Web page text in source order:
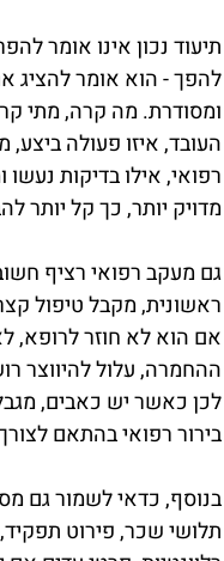
תיעוד נכון אינו אומר
להפך - הוא אומר להציג
ומסודרת. מה קרה, מתי
העובד, איזו פעולה
רפואי, אילו בדיקות
מדויק יותר, כך קל יותר
גם מעקב רפואי רציף
ראשונית, מקבל טיפול
אם הוא לא חוזר לרופא,
ההחמרה, עלול להיווצר
לכן כאשר יש כאבים,
בירור רפואי בהתאם
בנוסף, כדאי לשמור גם
תלושי שכר, פירוט